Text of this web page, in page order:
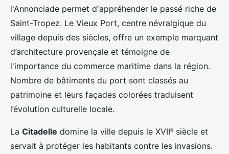
l'Annonciade permet d'appréhender le passé riche de
Saint-Tropez. Le Vieux Port, centre névralgique du
village depuis des siècles, offre un exemple marquant
d’architecture provençale et témoigne de
l'importance du commerce maritime dans la région.
Nombre de bâtiments du port sont classés au
patrimoine et leurs façades colorées traduisent
l’évolution culturelle locale.
La Citadelle domine la ville depuis le XVIIᵉ siècle et
servait à protéger les habitants contre les invasions.